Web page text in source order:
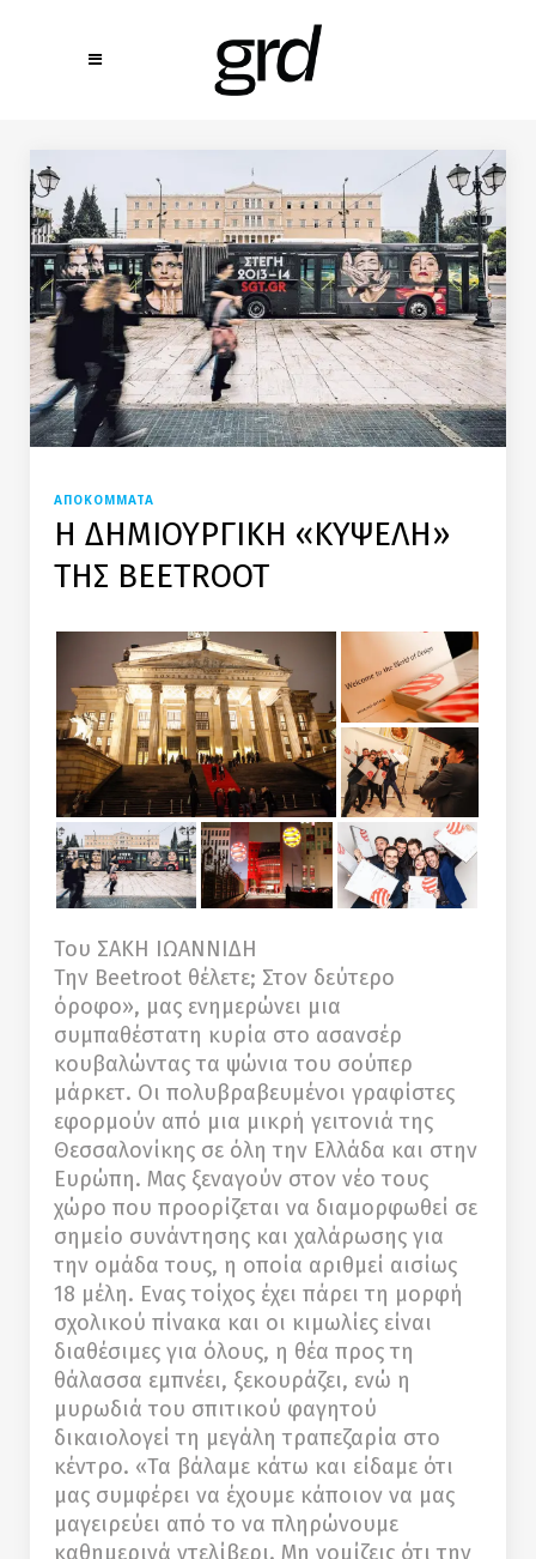
ΑΠΟΚΟΜΜΑΤΑ
Η ΔΗΜΙΟΥΡΓΙΚΗ «ΚΥΨΕΛΗ»
ΤΗΣ BEETROOT
Του ΣΑΚΗ ΙΩΑΝΝΙΔΗ
Την Beetroot θέλετε; Στον δεύτερο
όροφο», μας ενημερώνει μια
συμπαθέστατη κυρία στο ασανσέρ
κουβαλώντας τα ψώνια του σούπερ
μάρκετ. Οι πολυβραβευμένοι γραφίστες
εφορμούν από μια μικρή γειτονιά της
Θεσσαλονίκης σε όλη την Ελλάδα και στην
Ευρώπη. Μας ξεναγούν στον νέο τους
χώρο που προορίζεται να διαμορφωθεί σε
σημείο συνάντησης και χαλάρωσης για
την ομάδα τους, η οποία αριθμεί αισίως
18 μέλη. Ενας τοίχος έχει πάρει τη μορφή
σχολικού πίνακα και οι κιμωλίες είναι
διαθέσιμες για όλους, η θέα προς τη
θάλασσα εμπνέει, ξεκουράζει, ενώ η
μυρωδιά του σπιτικού φαγητού
δικαιολογεί τη μεγάλη τραπεζαρία στο
κέντρο. «Τα βάλαμε κάτω και είδαμε ότι
μας συμφέρει να έχουμε κάποιον να μας
μαγειρεύει από το να πληρώνουμε
καθημερινά ντελίβερι. Μη νομίζεις ότι την